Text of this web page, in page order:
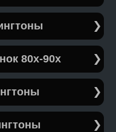
80х-90х